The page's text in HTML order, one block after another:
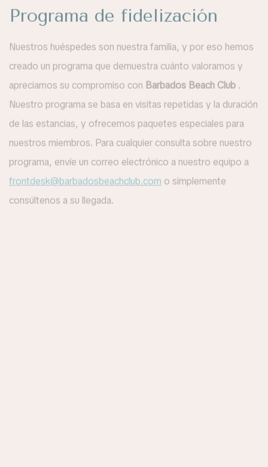
Programa de fidelización
Nuestros huéspedes son nuestra familia, y por eso hemos
creado un programa que demuestra cuánto valoramos y
apreciamos su compromiso con Barbados Beach Club .
Nuestro programa se basa en visitas repetidas y la duración
de las estancias, y ofrecemos paquetes especiales para
nuestros miembros. Para cualquier consulta sobre nuestro
programa, envíe un correo electrónico a nuestro equipo a
frontdesk@barbadosbeachclub.com o simplemente
consúltenos a su llegada.